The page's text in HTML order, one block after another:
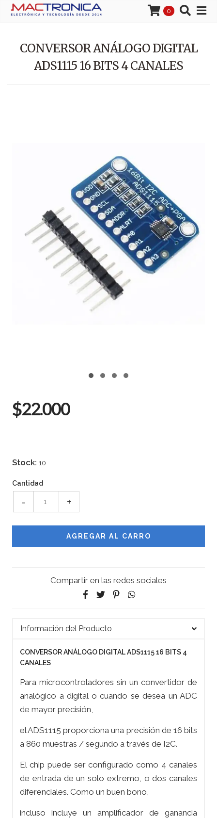
0
CONVERSOR ANÁLOGO DIGITAL
ADS1115 16 BITS 4 CANALES
$22.000
Stock: 10
Cantidad
- +
Compartir en las redes sociales
Información del Producto
CONVERSOR ANÁLOGO DIGITAL ADS1115 16 BITS 4
CANALES
Para microcontroladores sin un convertidor de
analógico a digital o cuando se desea un ADC
de mayor precisión,
el ADS1115 proporciona una precisión de 16 bits
a 860 muestras / segundo a través de I2C.
El chip puede ser configurado como 4 canales
de entrada de un solo extremo, o dos canales
diferenciales. Como un buen bono,
incluso incluye un amplificador de ganancia